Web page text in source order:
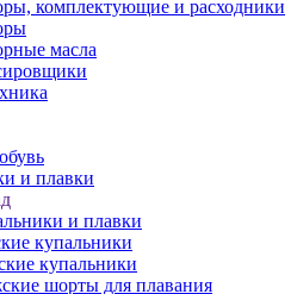
комплектующие и расходники
масла
и плавки
и плавки
купальники
купальники
шорты для плавания